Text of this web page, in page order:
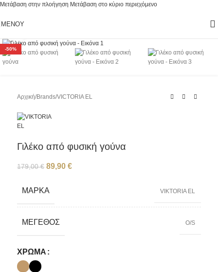
Μετάβαση στην πλοήγηση Μετάβαση στο κύριο περιεχόμενο
ΜΕΝΟΎ
-50%
Αρχική/Brands/VICTORIA EL
Γιλέκο από φυσική γούνα
179,00€ 89,90 €
ΜΆΡΚΑ VIKTORIA EL
ΜΈΓΕΘΟΣ O/S
ΧΡΏΜΑ